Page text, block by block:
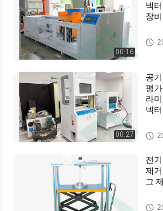
00:16
넥
장비
EV
00:27
공
평
라
넥
EV
전
제
그
EV